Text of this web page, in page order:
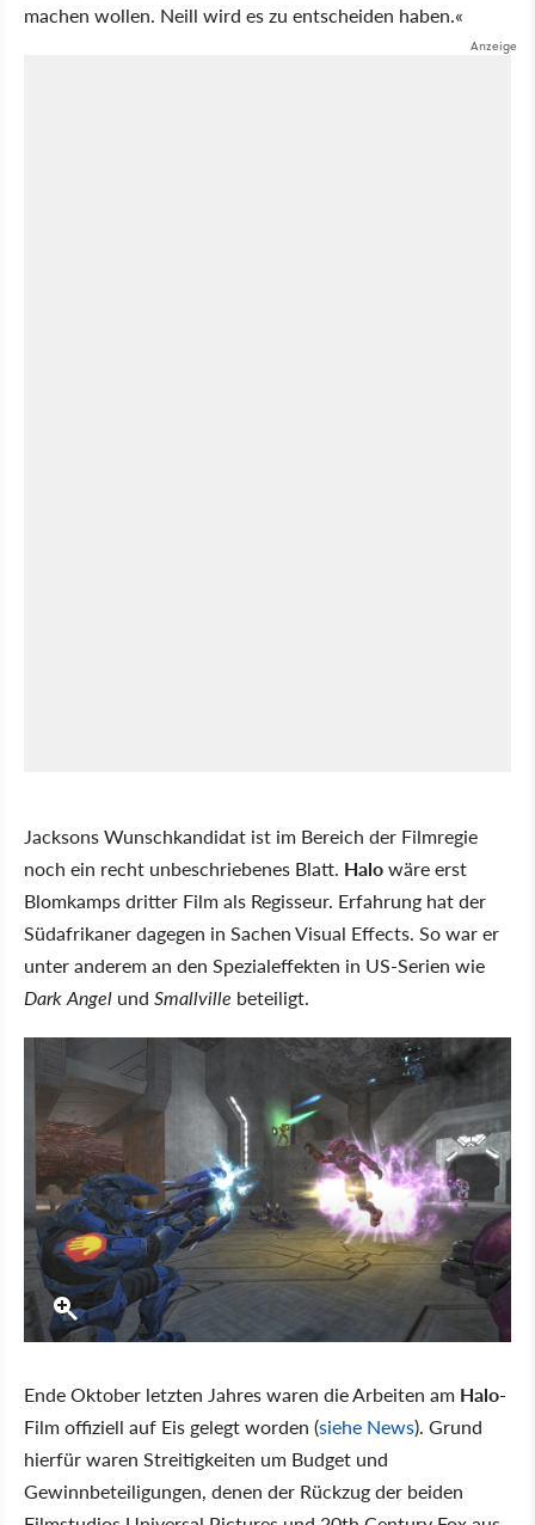
machen wollen. Neill wird es zu entscheiden haben.«
Jacksons Wunschkandidat ist im Bereich der Filmregie
noch ein recht unbeschriebenes Blatt. Halowäre erst
Blomkamps dritter Film als Regisseur. Erfahrung hat der
Südafrikaner dagegen in Sachen Visual Effects. So war er
unter anderem an den Spezialeffekten in US-Serien wie
Dark Angel und Smallville beteiligt.
Ende Oktober letzten Jahres waren die Arbeiten am Halo-
Film offiziell auf Eis gelegt worden (siehe News). Grund
hierfür waren Streitigkeiten um Budget und
Gewinnbeteiligungen, denen der Rückzug der beiden